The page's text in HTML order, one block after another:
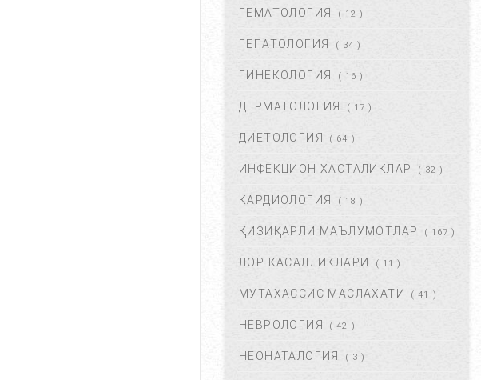
ЧАП ҚОРИН СОХАСИ НИМА
БОШ МИЯ САРАТОНИНИ
НОЯ 24, 2017
БОШ ОҒРИШИ. УНИНГ
ФЕВ 06, 2018 59911
ХОМИЛАДОРЛИКДА БОЛА
БЕЛГИЛАРИ ВА
АВГ 17, 2017
ГЕМАТОЛОГИЯ ( 12 )
ГЕПАТОЛОГИЯ ( 34 )
ГИНЕКОЛОГИЯ ( 16 )
ДЕРМАТОЛОГИЯ ( 17 )
ДИЕТОЛОГИЯ ( 64 )
ИНФЕКЦИОН ХАСТАЛИКЛАР ( 32 )
КАРДИОЛОГИЯ ( 18 )
ҚИЗИҚАРЛИ МАЪЛУМОТЛАР ( 167 )
ЛОР КАСАЛЛИКЛАРИ ( 11 )
МУТАХАССИС МАСЛАХАТИ ( 41 )
НЕВРОЛОГИЯ ( 42 )
НЕОНАТАЛОГИЯ ( 3 )